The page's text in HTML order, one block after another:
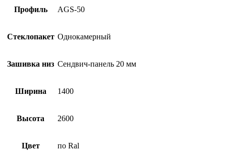
Профиль AGS-50
Стеклопакет Однокамерный
Зашивка низ Сендвич-панель 20 мм
Ширина 1400
Высота 2600
Цвет по Ral